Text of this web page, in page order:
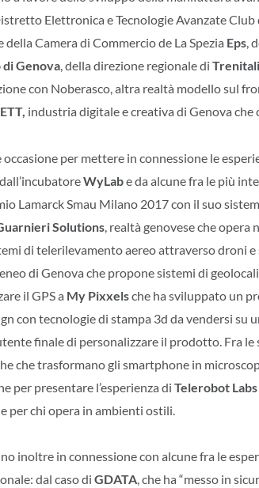
Elettronica e Tecnologie Avanzate Club
della Camera di Commercio de La Spezia Eps,
Genova, della direzione regionale di
con Noberasco, altra realtà modello sul
ETT, industria digitale e creativa di Genova
per mettere in connessione le
WyLabe da alcune fra le più
Lamarck Smau Milano 2017 con il suo
Solutions , realtà genovese che
di telerilevamento aereo attraverso droni
di Genova che propone sistemi di
il GPS a My Pixxelsche ha sviluppato un
con tecnologie di stampa 3d da vendersi su
finale di personalizzare il prodotto. Fra
che trasformano gli smartphone in
per presentare l’esperienza di Telerobot Labs
per chi opera in ambienti ostili.
inoltre in connessione con alcune fra le
dal caso di GDATA, che ha “messo in